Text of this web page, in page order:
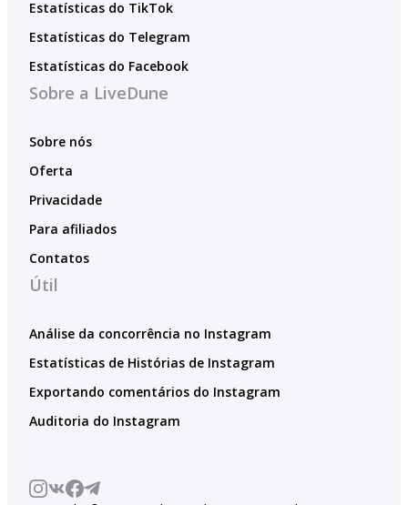
Estatísticas do TikTok
Estatísticas do Telegram
Estatísticas do Facebook
Sobre a LiveDune
Sobre nós
Oferta
Privacidade
Para afiliados
Contatos
Útil
Análise da concorrência no Instagram
Estatísticas de Histórias de Instagram
Exportando comentários do Instagram
Auditoria do Instagram